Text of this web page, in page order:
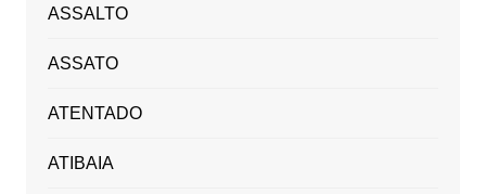
ASSALTO
ASSATO
ATENTADO
ATIBAIA